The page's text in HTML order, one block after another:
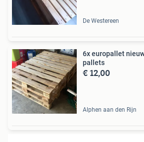
De Westereen
6x europallet
pallets
€ 12,00
Alphen aan den Rijn